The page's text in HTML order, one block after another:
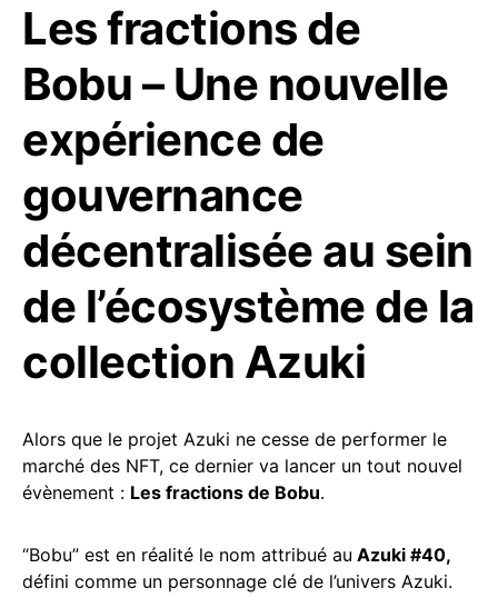
Les fractions de
Bobu – Une nouvelle
expérience de
gouvernance
décentralisée au sein
de l’écosystème de la
collection Azuki
Alors que le projet Azuki ne cesse de performer le
marché des NFT, ce dernier va lancer un tout nouvel
évènement : Les fractions de Bobu.
“Bobu” est en réalité le nom attribué au Azuki #40,
défini comme un personnage clé de l’univers Azuki.